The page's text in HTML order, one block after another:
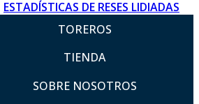
ESTADÍSTICAS DE RESES LIDIADAS
TOREROS
TIENDA
SOBRE NOSOTROS